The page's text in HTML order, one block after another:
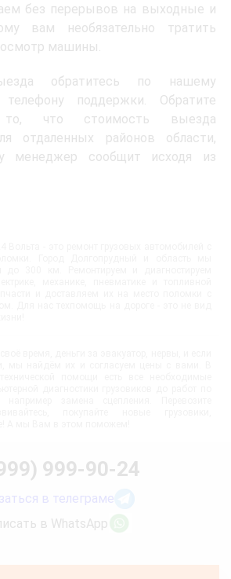
без перерывов на выходные и
вам необязательно тратить
машины.
обратитесь по нашему
телефону поддержки. Обратите
что стоимость выезда
отдаленных районов области,
менеджер сообщит исходя из
999-90-24
в телеграме
в WhatsApp